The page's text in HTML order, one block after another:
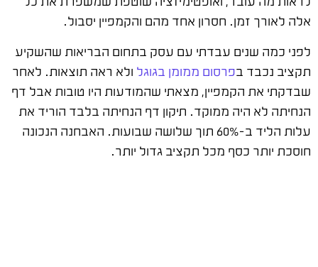
אלה לאורך זמן. חסרון אחד מהם והקמפיין יסבול.
לפני כמה שנים עבדתי עם עסק בתחום הבריאות שהשקיע
תקציב נכבד בפרסום ממומן בגוגל ולא ראה תוצאות. לאחר
שבדקתי את הקמפיין, מצאתי שהמודעות היו טובות אבל דף
הנחיתה לא היה ממוקד. תיקון דף הנחיתה בלבד הוריד את
עלות הליד ב-60% תוך שלושה שבועות. האבחנה הנכונה
חוסכת יותר כסף מכל תקציב גדול יותר.